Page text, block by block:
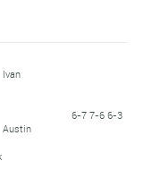
Ivan
Austin
6-7 7-6 6-3